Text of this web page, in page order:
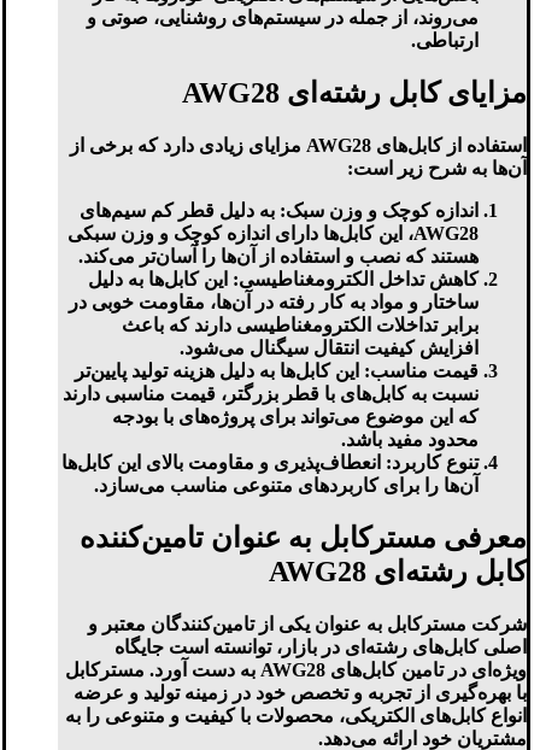
می‌روند، از جمله در سیستم‌های روشنایی، صوتی و
ارتباطی.
مزایای کابل رشته‌ای AWG28
استفاده از کابل‌های AWG28 مزایای زیادی دارد که برخی از
آن‌ها به شرح زیر است:
اندازه کوچک و وزن سبک: به دلیل قطر کم سیم‌های
AWG28، این کابل‌ها دارای اندازه کوچک و وزن سبکی
هستند که نصب و استفاده از آن‌ها را آسان‌تر می‌کند.
کاهش تداخل الکترومغناطیسی: این کابل‌ها به دلیل
ساختار و مواد به کار رفته در آن‌ها، مقاومت خوبی در
برابر تداخلات الکترومغناطیسی دارند که باعث
افزایش کیفیت انتقال سیگنال می‌شود.
قیمت مناسب: این کابل‌ها به دلیل هزینه تولید پایین‌تر
نسبت به کابل‌های با قطر بزرگتر، قیمت مناسبی دارند
که این موضوع می‌تواند برای پروژه‌های با بودجه
محدود مفید باشد.
تنوع کاربرد: انعطاف‌پذیری و مقاومت بالای این کابل‌ها
آن‌ها را برای کاربردهای متنوعی مناسب می‌سازد.
معرفی مسترکابل به عنوان تامین‌کننده
کابل رشته‌ای AWG28
شرکت مسترکابل به عنوان یکی از تامین‌کنندگان معتبر و
اصلی کابل‌های رشته‌ای در بازار، توانسته است جایگاه
ویژه‌ای در تامین کابل‌های AWG28 به دست آورد. مسترکابل
با بهره‌گیری از تجربه و تخصص خود در زمینه تولید و عرضه
انواع کابل‌های الکتریکی، محصولات با کیفیت و متنوعی را به
مشتریان خود ارائه می‌دهد.